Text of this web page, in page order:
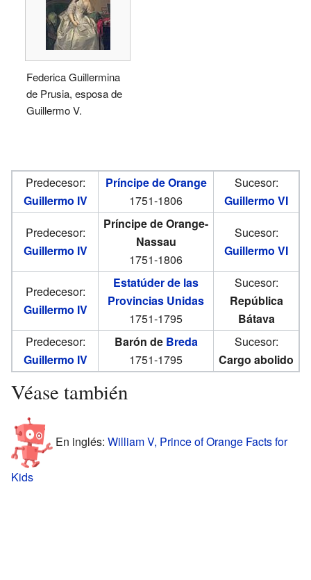
Federica Guillermina
de Prusia, esposa de
Guillermo V.
Predecesor:
Guillermo IV
Príncipe de Orange
1751-1806
Sucesor:
Guillermo VI
Predecesor:
Guillermo IV
Príncipe de Orange-
Nassau
1751-1806
Sucesor:
Guillermo VI
Predecesor:
Guillermo IV
Estatúder de las
Provincias Unidas
1751-1795
Sucesor:
República
Bátava
Predecesor:
Guillermo IV
Barón de Breda
1751-1795
Sucesor:
Cargo abolido
Véase también
En inglés: William V, Prince of Orange Facts for
Kids